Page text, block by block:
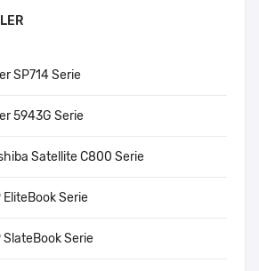
SP714 Serie
5943G Serie
Satellite C800 Serie
Serie
SlateBook Serie